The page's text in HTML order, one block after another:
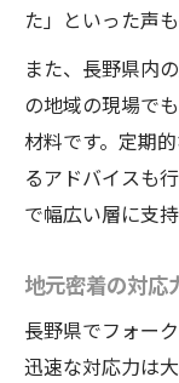
た」といった声
また、長野県内
の地域の現場で
材料です。定期
るアドバイスも
で幅広い層に支
地元密着の対応
長野県でフォー
迅速な対応力は